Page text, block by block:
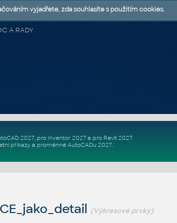
A RADY
2027, pro Inventor 2027a pro Revit 2027.
příkazya proměnné AutoCADu 2027.
(Výkresové prvky)
vyjadřete, zda souhlasíte s použitím cookies.